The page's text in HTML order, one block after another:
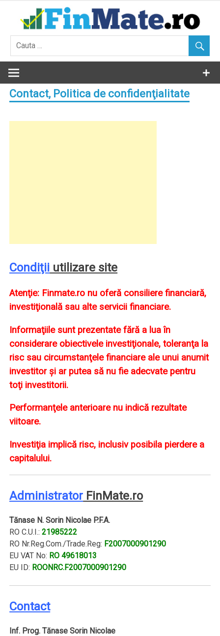
content
Contact, Politica de confidenţialitate
Condiţii utilizare site
Atenţie: Finmate.ro nu oferă consiliere financiară,
investiţională sau alte servicii financiare.
Informaţiile sunt prezentate fără a lua în
considerare obiectivele investiţionale, toleranţa la
risc sau circumstanţele financiare ale unui anumit
investitor şi ar putea să nu fie adecvate pentru
toţi investitorii.
Performanţele anterioare nu indică rezultate
viitoare.
Investiţia implică risc, inclusiv posibila pierdere a
capitalului.
Administrator FinMate.ro
Tănase N. Sorin Nicolae P.F.A.
RO C.U.I.:21985222
RO Nr.Reg.Com./Trade.Reg: F2007000901290
EU VAT No: RO 49618013
EU ID: ROONRC.F2007000901290
Contact
Inf. Prog. Tănase Sorin Nicolae